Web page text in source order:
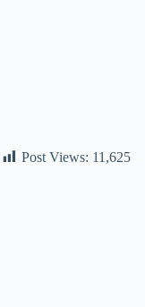
Post Views: 11,625